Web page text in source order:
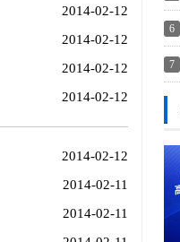
2014-02-12
2014-02-12
2014-02-12
2014-02-12
2014-02-12
2014-02-11
2014-02-11